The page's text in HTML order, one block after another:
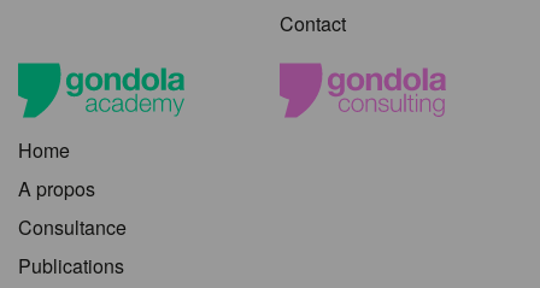
Contact
Home
A propos
Consultance
Publications